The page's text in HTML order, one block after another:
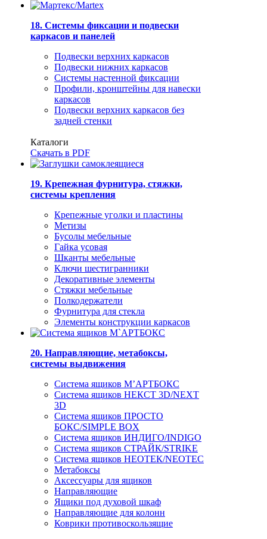
18. Системы фиксации и подвески
каркасов и панелей
Подвески верхних каркасов
Подвески нижних каркасов
Системы настенной фиксации
Профили, кронштейны для навески
каркасов
Подвески верхних каркасов без
задней стенки
Каталоги
Скачать в PDF
19. Крепежная фурнитура, стяжки,
системы крепления
Крепежные уголки и пластины
Метизы
Бусолы мебельные
Гайка усовая
Шканты мебельные
Ключи шестигранники
Декоративные элементы
Стяжки мебельные
Полкодержатели
Фурнитура для стекла
Элементы конструкции каркасов
20. Направляющие, метабоксы,
системы выдвижения
Система ящиков М’АРТБОКС
Система ящиков НЕКСТ 3D/NEXT
3D
Система ящиков ПРОСТО
БОКС/SIMPLE BOX
Система ящиков ИНДИГО/INDIGO
Система ящиков СТРАЙК/STRIKE
Система ящиков НЕОТЕК/NEOTEC
Метабоксы
Аксессуары для ящиков
Направляющие
Ящики под духовой шкаф
Направляющие для колонн
Коврики противоскользящие